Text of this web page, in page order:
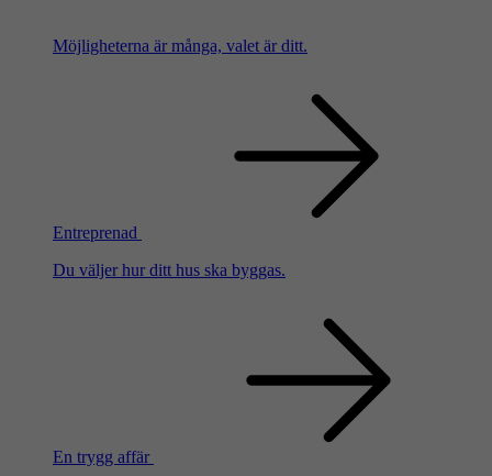
Möjligheterna är många, valet är ditt.
Entreprenad
Du väljer hur ditt hus ska byggas.
En trygg affär